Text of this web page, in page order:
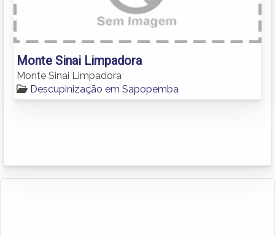
Monte Sinai Limpadora
Monte Sinai Limpadora
Descupinização em Sapopemba